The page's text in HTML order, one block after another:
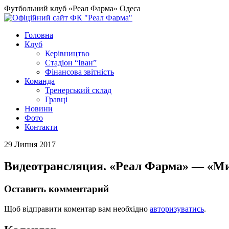
Футбольний клуб «Реал Фарма» Одеса
Головна
Клуб
Керівництво
Стадіон “Іван”
Фінансова звітність
Команда
Тренерський склад
Гравці
Новини
Фото
Контакти
29 Липня 2017
Видеотрансляция. «Реал Фарма» —
Оставить комментарий
Щоб відправити коментар вам необхідно авторизуватись.